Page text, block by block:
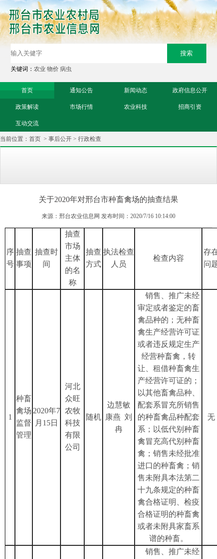
关键词：农业 物价 病虫
首页 通知公告 新闻动态 政府信息公开
政策解读 市场行情 农业科技 招商引资
互动交流
当前位置： 首页 > 事后公开 > 行政检查
关于2020年对邢台市种畜禽场的抽查结果
来源：邢台农业信息网 发布时间：2020/7/16 10:14:00
序
号
抽查
事项
抽查时
间
抽查
市场
主体
的名
称
抽查
方式
执法检查
人员
检查内容
存
问
1
种畜
禽场
监督
管理
2020年7
月15日
河北
众旺
农牧
科技
有限
公司
随机
边慧敏
康燕 刘
冉
销售、推广未经
审定或者鉴定的畜
禽品种的；无种畜
禽生产经营许可证
或者违反规定生产
经营种畜禽，转
让、租借种畜禽生
产经营许可证的；
以其他畜禽品种、
配套系冒充所销售
的种畜禽品种配套
系；以低代别种畜
禽冒充高代别种畜
禽；销售未经批准
进口的种畜禽；销
售未附具本法第二
十九条规定的种畜
禽合格证明、检疫
合格证明的种畜禽
或者未附具家畜系
谱的种畜。
无
销售、推广未经